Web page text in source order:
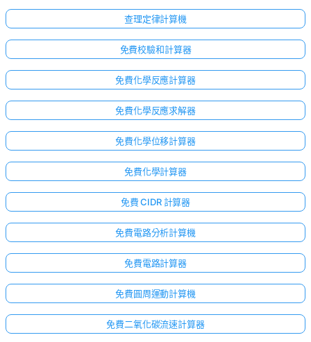
查理定律計算機
免費校驗和計算器
免費化學反應計算器
免費化學反應求解器
免費化學位移計算器
免費化學計算器
免費 CIDR 計算器
免費電路分析計算機
免費電路計算器
免費圓周運動計算機
免費二氧化碳流速計算器